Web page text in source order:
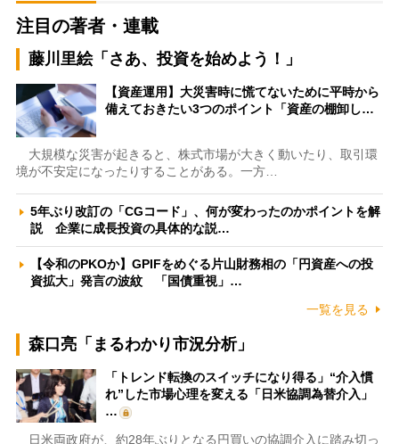
注目の著者・連載
藤川里絵「さあ、投資を始めよう！」
【資産運用】大災害時に慌てないために平時から
備えておきたい3つのポイント「資産の棚卸し…
大規模な災害が起きると、株式市場が大きく動いたり、取引環
境が不安定になったりすることがある。一方…
5年ぶり改訂の「CGコード」、何が変わったのかポイントを解
説 企業に成長投資の具体的な説…
【令和のPKOか】GPIFをめぐる片山財務相の「円資産への投
資拡大」発言の波紋 「国債重視」…
一覧を見る
森口亮「まるわかり市況分析」
「トレンド転換のスイッチになり得る」“介入慣
れ”した市場心理を変える「日米協調為替介入」
…
日米両政府が、約28年ぶりとなる円買いの協調介入に踏み切っ